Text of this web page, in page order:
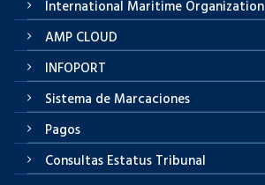
International Maritime Organization
AMP CLOUD
INFOPORT
Sistema de Marcaciones
Pagos
Consultas Estatus Tribunal